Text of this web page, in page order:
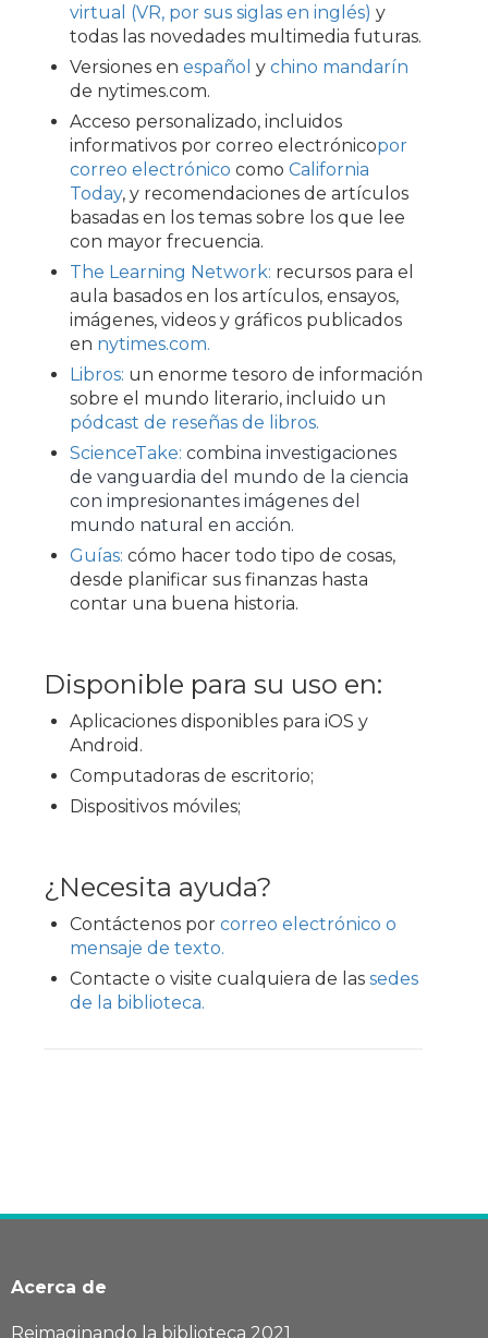
virtual (VR, por sus siglas en inglés) y
todas las novedades multimedia futuras.
Versiones en español y chino mandarín
de nytimes.com.
Acceso personalizado, incluidos
informativos por correo electrónicopor
correo electrónico como California
Today, y recomendaciones de artículos
basadas en los temas sobre los que lee
con mayor frecuencia.
The Learning Network: recursos para el
aula basados en los artículos, ensayos,
imágenes, videos y gráficos publicados
en nytimes.com.
Libros: un enorme tesoro de información
sobre el mundo literario, incluido un
pódcast de reseñas de libros.
ScienceTake: combina investigaciones
de vanguardia del mundo de la ciencia
con impresionantes imágenes del
mundo natural en acción.
Guías: cómo hacer todo tipo de cosas,
desde planificar sus finanzas hasta
contar una buena historia.
Disponible para su uso en:
Aplicaciones disponibles para iOS y
Android.
Computadoras de escritorio;
Dispositivos móviles;
¿Necesita ayuda?
Contáctenos por correo electrónico o
mensaje de texto.
Contacte o visite cualquiera de las sedes
de la biblioteca.
Acerca de
Reimaginando la biblioteca 2021